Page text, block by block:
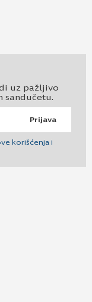
uz pažljivo
sandučetu.
Prijava
korišćenja i